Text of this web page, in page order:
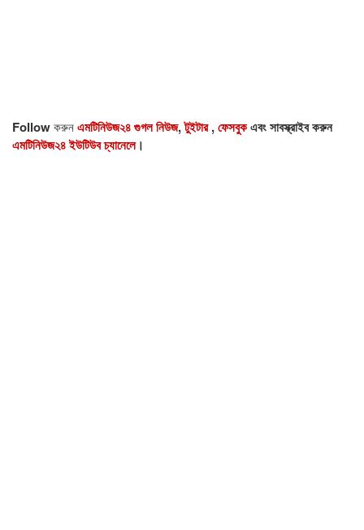
Followকরুনএমটিনিউজ২৪ গুগল নিউজ,টুইটার,ফেসবুকএবং সাবস্ক্রাইব করুন
এমটিনিউজ২৪ ইউটিউব চ্যানেলে।